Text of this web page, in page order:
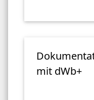
mit dWb+